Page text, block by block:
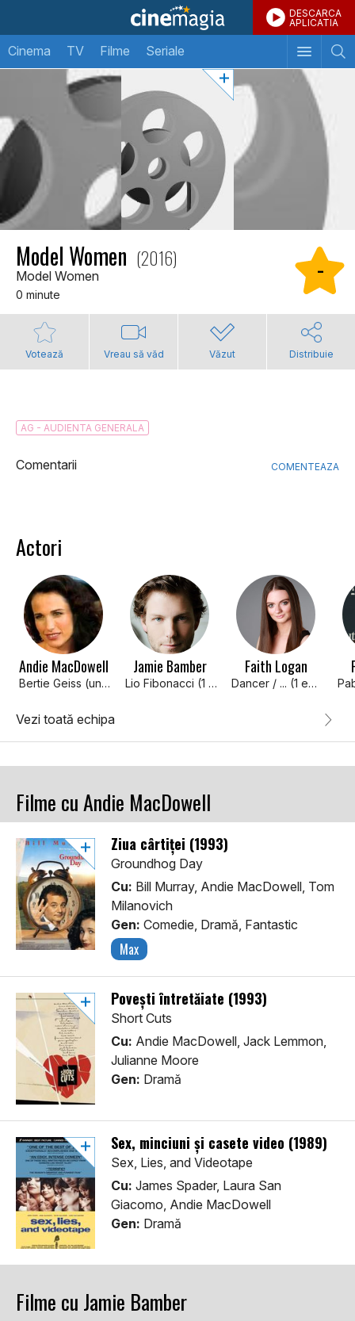
DESCARCA
APLICATIA
Cinema TV Filme Seriale
Model Women (2016)
Model Women
0 minute
-
Votează Vreau să văd Văzut Distribuie
AG - AUDIENTA GENERALA
Comentarii COMENTEAZA
Actori
Andie MacDowell
Bertie Geiss (unknown episodes)
Jamie Bamber
Lio Fibonacci (1 episode)
Faith Logan
Dancer / ... (1 episode)
Vezi toată echipa
Filme cu Andie MacDowell
Ziua cârtiței (1993)
Groundhog Day
Cu: Bill Murray, Andie MacDowell, Tom
Milanovich
Gen: Comedie, Dramă, Fantastic
Max
Povești întretăiate (1993)
Short Cuts
Cu: Andie MacDowell, Jack Lemmon,
Julianne Moore
Gen: Dramă
Sex, minciuni și casete video (1989)
Sex, Lies, and Videotape
Cu: James Spader, Laura San
Giacomo, Andie MacDowell
Gen: Dramă
Filme cu Jamie Bamber